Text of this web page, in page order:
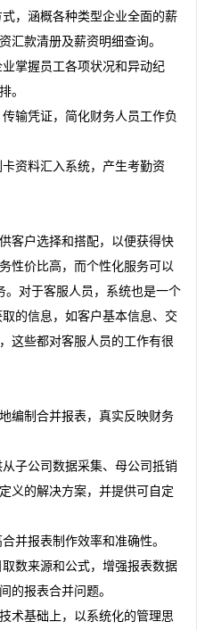
，涵概各种类型企业全面的薪
汇款清册及薪资明细查询。
掌握员工各项状况和异动纪
。
凭证，简化财务人员工作负
资料汇入系统，产生考勤资
户选择和搭配，以便获得快
性价比高，而个性化服务可以
对于客服人员，系统也是一个
的信息，如客户基本信息、交
这些都对客服人员的工作有很
制合并报表，真实反映财务
子公司数据采集、母公司抵销
义的解决方案，并提供可自定
报表制作效率和准确性。
数来源和公式，增强报表数据
的报表合并问题。
基础上，以系统化的管理思